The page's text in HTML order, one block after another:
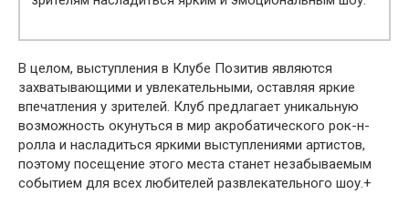
В целом, выступления в Клубе Позитив являются
захватывающими и увлекательными, оставляя яркие
впечатления у зрителей. Клуб предлагает уникальную
возможность окунуться в мир акробатического рок-н-
ролла и насладиться яркими выступлениями артистов,
поэтому посещение этого места станет незабываемым
событием для всех любителей развлекательного шоу.+